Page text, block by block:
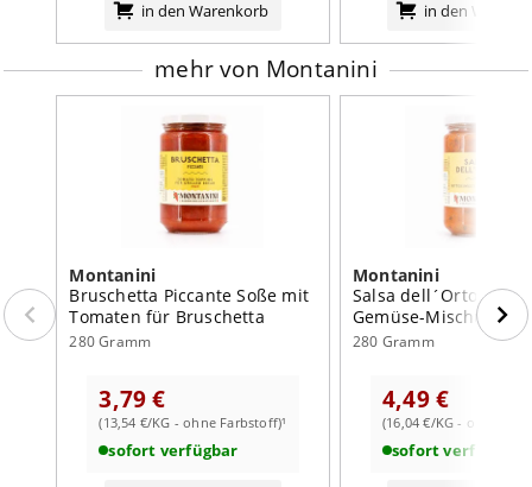
14,4
- gesättigte Fettsäuren
3,3g
Kohlenhydrate
Salz
in den Warenkorb in den
mehr von Montanini
Montanini
Bruschetta Piccante Soße mit
Tomaten für Bruschetta
280 Gramm
3,79 €
(13,54 €/KG - ohne Farbstoff)¹
sofort verfügbar
Montanini
Salsa dell´Orto Soße
Gemüse-Mischung
280 Gramm
4,49 €
(16,04 €/KG - ohne
sofort verfügbar